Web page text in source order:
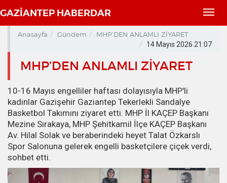
GAZİANTEP HABERDAR
Anasayfa Gündem
MHP’DEN ANLAMLI ZİYARET
14 Mayıs 2026 21:07
MHP’DEN ANLAMLI ZİYARET
10-16 Mayıs engelliler haftası dolayısıyla MHP'li
kadınlar Gazişehir Gaziantep Tekerlekli Sandalye
Basketbol Takımını ziyaret etti. MHP İl KAÇEP Başkanı
Mezine Sırakaya, MHP Şehitkamil İlçe KAÇEP Başkanı
Av. Hilal Solak ve beraberindeki heyet Talat Özkarslı
Spor Salonuna gelerek engelli basketçilere çiçek verdi,
sohbet etti.